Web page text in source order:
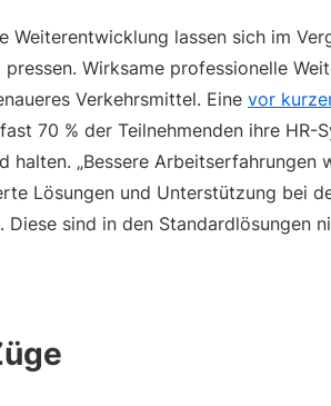
Weiterentwicklung lassen sich im
Wirksame professionelle
Verkehrsmittel. Eine vor
70 % der Teilnehmenden ihre HR-
halten. „Bessere Arbeitserfahrungen
Lösungen und Unterstützung bei
sind in den Standardlösungen